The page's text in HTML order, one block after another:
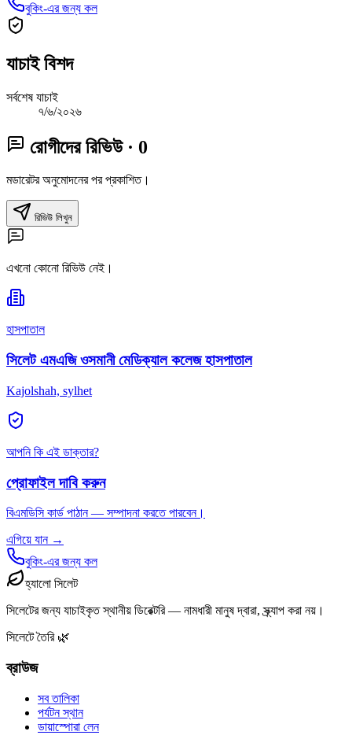
বুকিং-এর জন্য কল
যাচাই বিশদ
সর্বশেষ যাচাই
৭/৬/২০২৬
রোগীদের রিভিউ · 0
মডারেটর অনুমোদনের পর প্রকাশিত।
রিভিউ লিখুন
এখনো কোনো রিভিউ নেই।
হাসপাতাল
সিলেট এমএজি ওসমানী মেডিক্যাল কলেজ হাসপাতাল
Kajolshah, sylhet
আপনি কি এই ডাক্তার?
প্রোফাইল দাবি করুন
বিএমডিসি কার্ড পাঠান — সম্পাদনা করতে পারবেন।
এগিয়ে যান →
বুকিং-এর জন্য কল
হ্যালো সিলেট
সিলেটের জন্য যাচাইকৃত স্থানীয় ডিরেক্টরি — নামধারী মানুষ দ্বারা, স্ক্র্যাপ করা নয়।
সিলেটে তৈরি 🌿
ব্রাউজ
সব তালিকা
পর্যটন স্থান
ডায়াস্পোরা লেন